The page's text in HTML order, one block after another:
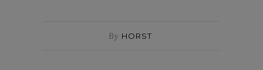
By HORST